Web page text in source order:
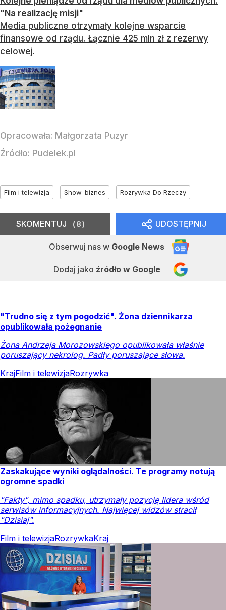
"Na realizację misji"
Media publiczne otrzymały kolejne wsparcie
finansowe od rządu. Łącznie 425 mln zł z rezerwy
celowej.
Opracowała: Małgorzata Puzyr
Źródło: Pudelek.pl
Film i telewizja Show-biznes Rozrywka Do Rzeczy
UDOSTĘPNIJ
Obserwuj nas w Google News
Dodaj jako źródło w Google
SKOMENTUJ 8
"Trudno się z tym pogodzić". Żona dziennikarza
opublikowała pożegnanie
Żona Andrzeja Morozowskiego opublikowała właśnie
poruszający nekrolog. Padły poruszające słowa.
KrajFilm i telewizjaRozrywka
Zaskakujące wyniki oglądalności. Te programy notują
ogromne spadki
"Fakty", mimo spadku, utrzymały pozycję lidera wśród
serwisów informacyjnych. Najwięcej widzów stracił
"Dzisiaj".
Film i telewizjaRozrywkaKraj